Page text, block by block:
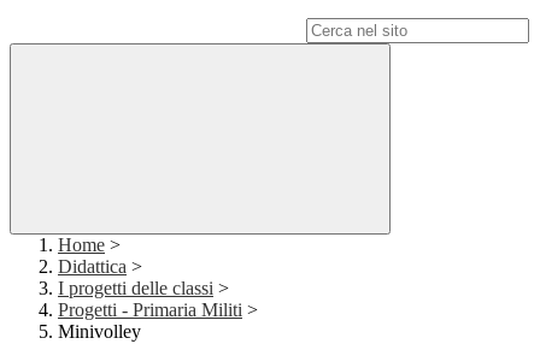
Home >
Didattica >
I progetti delle classi >
Progetti - Primaria Militi >
Minivolley